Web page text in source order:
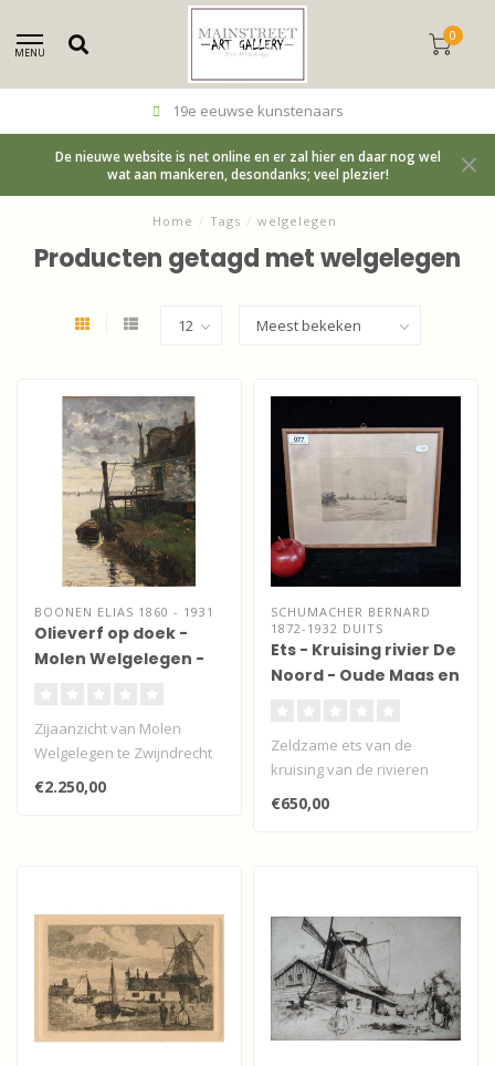
MENU
0
19e eeuwse kunstenaars
De nieuwe website is net online en er zal hier en daar nog wel
wat aan mankeren, desondanks; veel plezier!
Home / Tags / welgelegen
Producten getagd met welgelegen
BOONEN ELIAS 1860 - 1931
Olieverf op doek -
Molen Welgelegen -
Zijaanzicht van Molen
Welgelegen te Zwijndrecht
door de Dordtse
kunstenaar Elias..
€2.250,00
SCHUMACHER BERNARD
1872-1932 DUITS
Ets - Kruising rivier De
Noord - Oude Maas en
Zeldzame ets van de
kruising van de rivieren
Noord, Oude Maas en
Beneden Merwede..
€650,00